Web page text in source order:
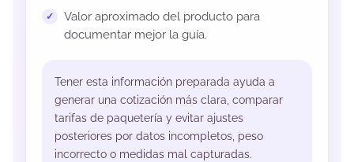
Valor aproximado del producto para
documentar mejor la guía.
Tener esta información preparada ayuda a
generar una cotización más clara, comparar
tarifas de paquetería y evitar ajustes
posteriores por datos incompletos, peso
incorrecto o medidas mal capturadas.